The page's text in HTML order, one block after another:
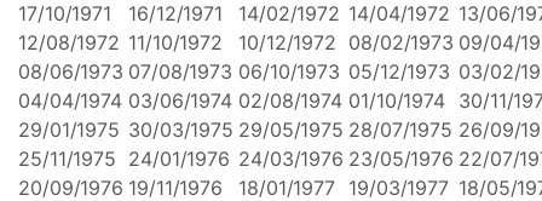
17/10/1971
16/12/1971 14/02/1972 14/04/1972 13/06/
12/08/1972 11/10/1972 10/12/1972 08/02/1973 09/04/
08/06/1973 07/08/1973 06/10/1973 05/12/1973 03/02/
04/04/1974 03/06/1974 02/08/1974 01/10/1974 30/11/
29/01/1975 30/03/1975 29/05/1975 28/07/1975 26/09/
25/11/1975 24/01/1976 24/03/1976 23/05/1976 22/07/
20/09/1976 19/11/1976 18/01/1977 19/03/1977 18/05/